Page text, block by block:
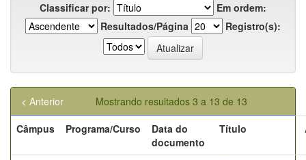
Classificar por:
Em ordem:
Resultados/Página
Registro(s):
Mostrando resultados 3 a 13 de 13
< Anterior
Câmpus
Programa/Curso
Data do
documento
Título